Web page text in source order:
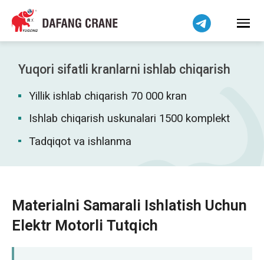
Yuqori sifatli kranlarni ishlab chiqarish
Yillik ishlab chiqarish 70 000 kran
Ishlab chiqarish uskunalari 1500 komplekt
Tadqiqot va ishlanma
Materialni Samarali Ishlatish Uchun
Elektr Motorli Tutqich
हिन्दी
Bahasa Indonesia
Bahasa Melayu
Tiếng Việt
简体中文
বাংলা
فارسی
Pilipino
Беларуская мова
Kiswahili
Dansk